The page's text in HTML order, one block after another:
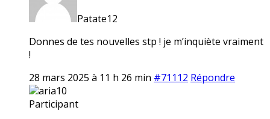
Patate12
Donnes de tes nouvelles stp ! je m’inquiète vraiment
!
28 mars 2025 à 11 h 26 min #71112 Répondre
aria10
Participant